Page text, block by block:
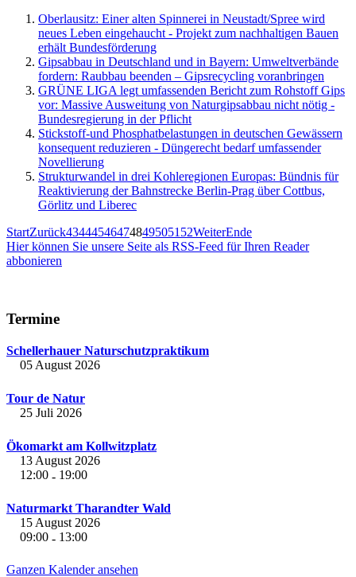
Oberlausitz: Einer alten Spinnerei in Neustadt/Spree wird
neues Leben eingehaucht - Projekt zum nachhaltigen Bauen
erhält Bundesförderung
Gipsabbau in Deutschland und in Bayern: Umweltverbände
fordern: Raubbau beenden – Gipsrecycling voranbringen
GRÜNE LIGA legt umfassenden Bericht zum Rohstoff Gips
vor: Massive Ausweitung von Naturgipsabbau nicht nötig -
Bundesregierung in der Pflicht
Stickstoff-und Phosphatbelastungen in deutschen Gewässern
konsequent reduzieren - Düngerecht bedarf umfassender
Novellierung
Strukturwandel in drei Kohleregionen Europas: Bündnis für
Reaktivierung der Bahnstrecke Berlin-Prag über Cottbus,
Görlitz und Liberec
StartZurück434445464748495051 52WeiterEnde
Hier können Sie unsere Seite als RSS-Feed für Ihren Reader
abbonieren
Termine
Schellerhauer Naturschutzpraktikum
05 August 2026
Tour de Natur
25 Juli 2026
Ökomarkt am Kollwitzplatz
13 August 2026
12:00 - 19:00
Naturmarkt Tharandter Wald
15 August 2026
09:00 - 13:00
Ganzen Kalender ansehen